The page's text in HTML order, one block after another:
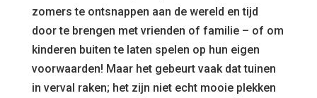
zomers te ontsnappen aan de wereld en tijd
door te brengen met vrienden of familie – of om
kinderen buiten te laten spelen op hun eigen
voorwaarden! Maar het gebeurt vaak dat tuinen
in verval raken; het zijn niet echt mooie plekken